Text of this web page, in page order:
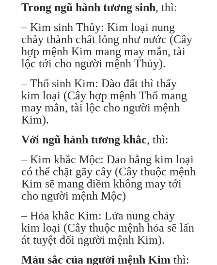
Trong ngũ hành tương sinh, thì:
– Kim sinh Thủy: Kim loại nung
chảy thành chất lỏng như nước (Cây
hợp mệnh Kim mang may mắn, tài
lộc tới cho người mệnh Thủy).
– Thổ sinh Kim: Đào đất thì thấy
kim loại (Cây hợp mệnh Thổ mang
may mắn, tài lộc cho người mệnh
Kim).
Với ngũ hành tương khắc, thì:
– Kim khắc Mộc: Dao bằng kim loại
có thể chặt gãy cây (Cây thuộc mệnh
Kim sẽ mang điềm không may tới
cho người mệnh Mộc)
– Hỏa khắc Kim: Lửa nung chảy
kim loại (Cây thuộc mệnh hỏa sẽ lấn
át tuyệt đối người mệnh Kim).
Màu sắc của người mệnh Kim thì: